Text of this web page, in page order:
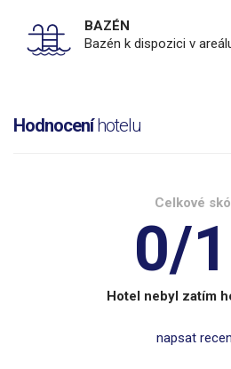
BAZÉN
Bazén k dispozici v
Hodnoceníhotelu
Celkové
0/
Hotel nebyl zatím
napsat